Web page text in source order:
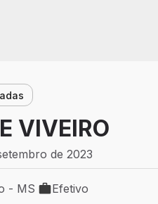
VIVEIRO
de 2023
do Rio Pardo - MS
- MS
Tipo de vaga: Efetivo
Efetivo